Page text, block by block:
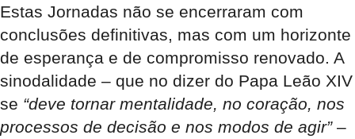
Estas Jornadas não se encerraram com
conclusões definitivas, mas com um horizonte
de esperança e de compromisso renovado. A
sinodalidade – que no dizer do Papa Leão XIV
se “deve tornar mentalidade, no coração, nos
processos de decisão e nos modos de agir”–